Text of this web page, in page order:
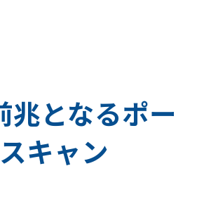
兆となるポー
キャン